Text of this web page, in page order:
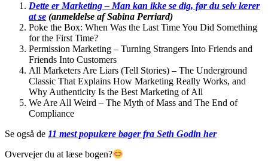
Dette er Marketing – Man kan ikke se dig, før du selv lærer
at se (anmeldelse af Sabina Perriard)
Poke the Box: When Was the Last Time You Did Something
for the First Time?
Permission Marketing – Turning Strangers Into Friends and
Friends Into Customers
All Marketers Are Liars (Tell Stories) – The Underground
Classic That Explains How Marketing Really Works, and
Why Authenticity Is the Best Marketing of All
We Are All Weird – The Myth of Mass and The End of
Compliance
Se også de 11 mest populære bøger fra Seth Godin her
Overvejer du at læse bogen?